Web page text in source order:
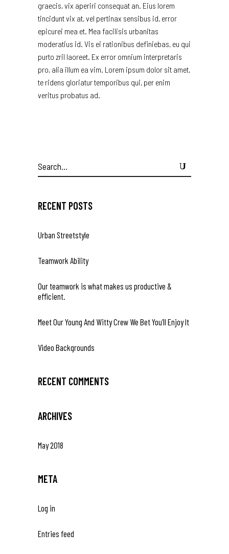
graecis, vix aperiri consequat an. Eius lorem
tincidunt vix at, vel pertinax sensibus id, error
epicurei mea et. Mea facilisis urbanitas
moderatius id. Vis ei rationibus definiebas, eu qui
purto zril laoreet. Ex error omnium interpretaris
pro, alia illum ea vim. Lorem ipsum dolor sit amet,
te ridens gloriatur temporibus qui, per enim
veritus probatus ad.
Search
for:
RECENT POSTS
Urban Streetstyle
Teamwork Ability
Our teamwork is what makes us productive &
efficient.
Meet Our Young And Witty Crew We Bet You’ll Enjoy It
Video Backgrounds
RECENT COMMENTS
ARCHIVES
May 2018
META
Log in
Entries feed